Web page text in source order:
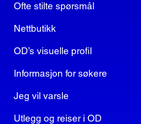
Ofte stilte spørsmål
Nettbutikk
OD’s visuelle profil
Informasjon for søkere
Jeg vil varsle
Utlegg og reiser i OD